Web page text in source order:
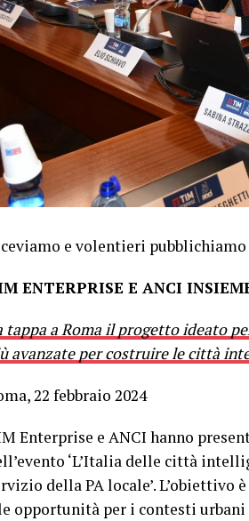
e volentieri pubblichiamo
ENTERPRISE E ANCI
tappa a Roma il progetto ideato
avanzate per costruire le città
22 febbraio 2024
Enterprise e ANCI hanno
‘L’Italia delle città
della PA locale’.
opportunità per i contesti